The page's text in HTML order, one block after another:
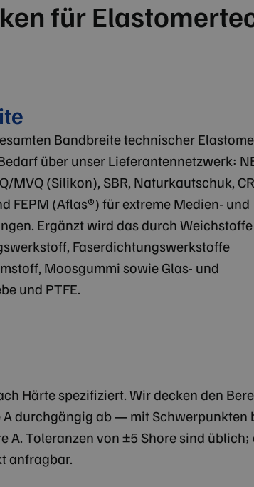
für
Bandbreite technischer
über unser Lieferantennetzwerk:
MVQ (Silikon), SBR, Naturkautschuk, CR
FEPM (Aflas®) für extreme Medien- und
Ergänzt wird das durch
Faserdichtungswerkstoffe
Moosgummi sowie Glas- und
und PTFE.
Härte spezifiziert. Wir decken den
A durchgängig ab — mit Schwerpunkten
A. Toleranzen von ±5 Shore sind üblich;
anfragbar.